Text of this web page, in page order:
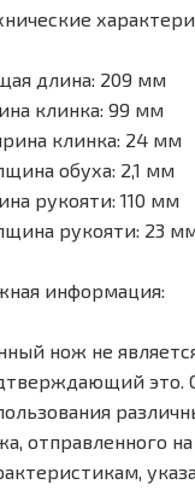
длина: 209 мм
клинка: 99 мм
клинка: 24 мм
обуха: 2,1 мм
рукояти: 110 мм
рукояти: 23
информация:
нож не
это.
отправленного